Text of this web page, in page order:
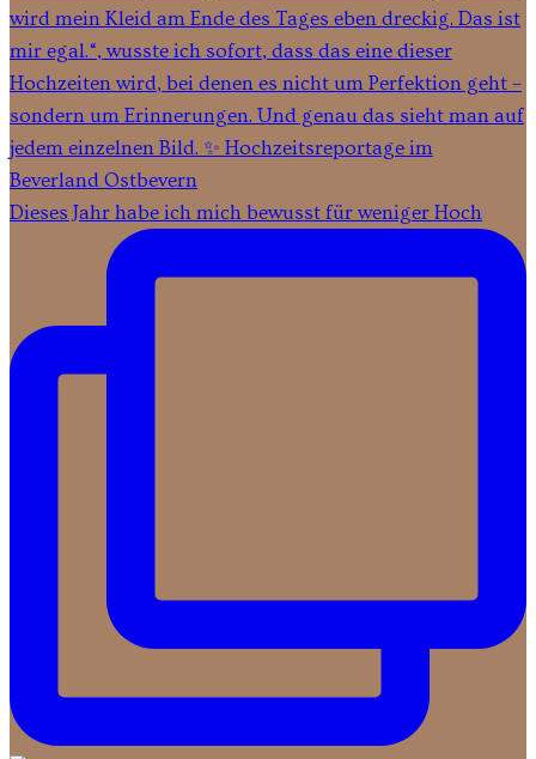
Dieses Jahr habe ich mich bewusst für weniger Hoch